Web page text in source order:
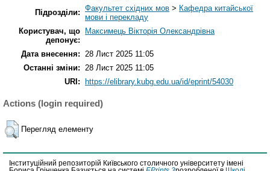
Підрозділи: Факультет східних мов > Кафедра китайської
мови і перекладу
Користувач, що
депонує:
Максимець Вікторія Олександрівна
Дата внесення: 28 Лист 2025 11:05
Останні зміни: 28 Лист 2025 11:05
URI:
https://elibrary.kubg.edu.ua/id/eprint/54030
Actions (login required)
Перегляд елементу
Інституційний репозиторій Київського столичного університету імені